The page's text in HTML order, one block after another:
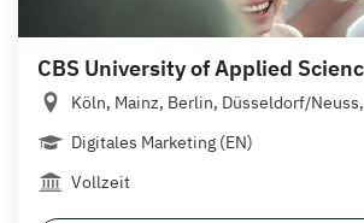
CBS University of Applied
Köln, Mainz, Berlin, Düsseldorf/
Digitales Marketing (EN)
Vollzeit